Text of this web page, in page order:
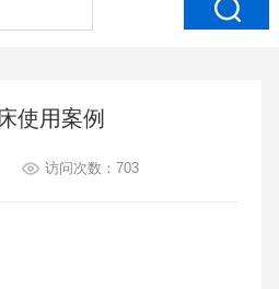
使用案例
访问次数：703